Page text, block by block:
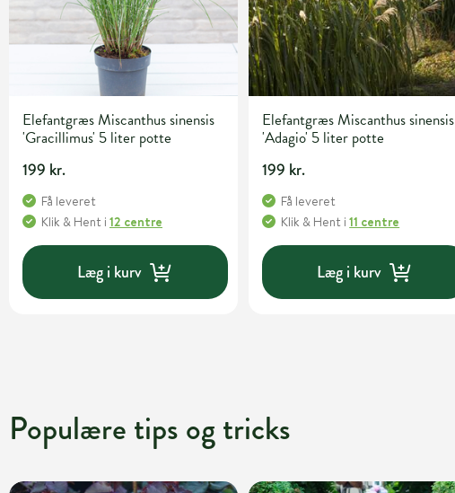
Elefantgræs Miscanthus sinensis
'Gracillimus' 5 liter potte
199 kr.
Få leveret
Klik & Hent i 12 centre
Læg i kurv
Elefantgræs Miscanthus sinensis
'Adagio' 5 liter potte
199 kr.
Få leveret
Klik & Hent i11 centre
Læg i kurv
Populære tips og tricks